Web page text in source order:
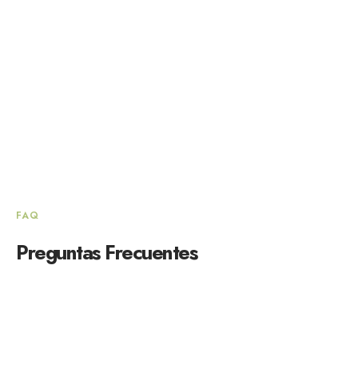
FAQ
Preguntas Frecuentes